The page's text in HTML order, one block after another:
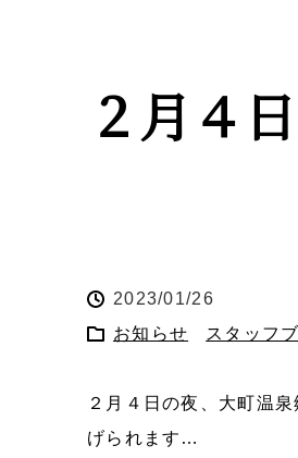
２月４
2023/01/26
お知らせ
スタッフ
２月４日の夜、大町温
げられます…